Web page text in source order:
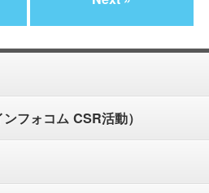
フォコム CSR活動）